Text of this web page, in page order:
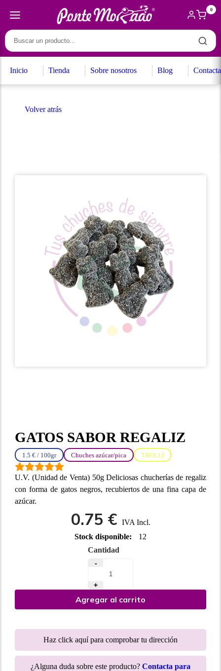
0
Inicio Tienda Sobre nosotros Blog
Volver atrás
GATOS SABOR REGALIZ
1.5 € / 100gr Chuches azúcar/pica TROLLI
U.V. (Unidad de Venta) 50g Deliciosas chucherías de regaliz
con forma de gatos negros, recubiertos de una fina capa de
azúcar.
0.75 € IVA Incl.
Stock disponible:
12
Cantidad
-
+
Agregar al carrito
Haz click aquí para comprobar tu dirección
¿Alguna duda sobre este producto? Contacta para